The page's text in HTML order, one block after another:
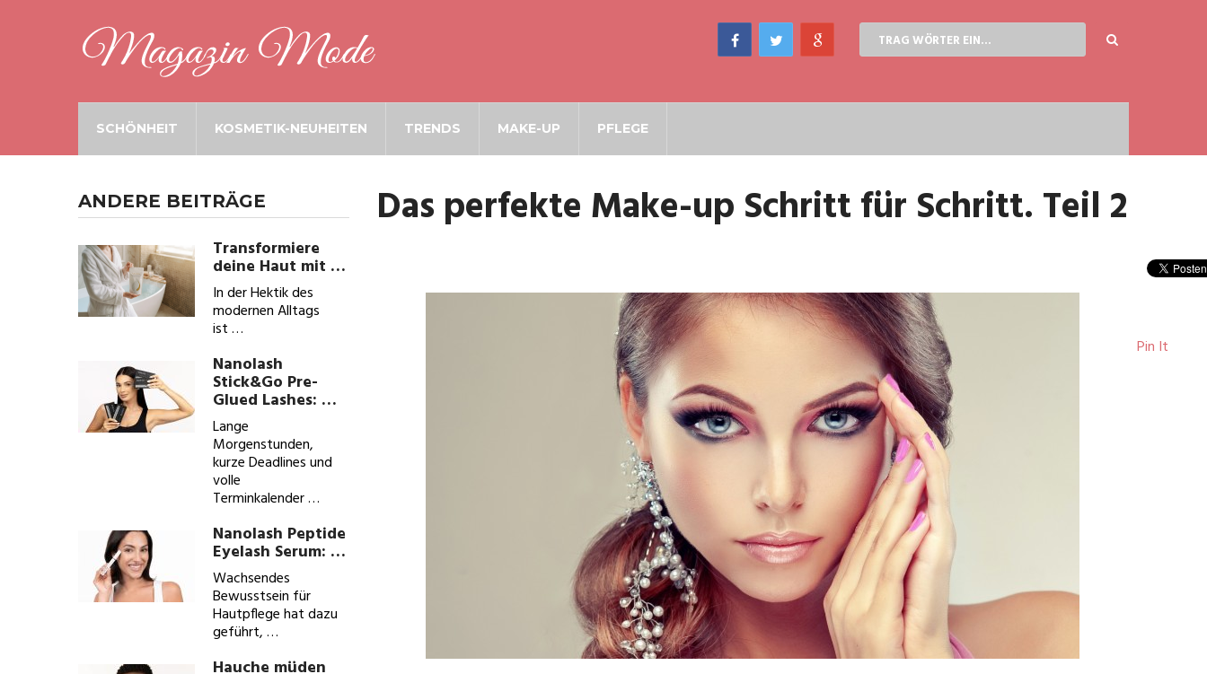
SCHÖNHEIT KOSMETIK-NEUHEITEN TRENDS MAKE-UP PFLEGE
Das perfekte Make-up Schritt für Schritt. Teil 2
Pin It
ANDERE BEITRÄGE
Transformiere
deine Haut mit …
In der Hektik des
modernen Alltags
ist …
Nanolash
Stick&Go Pre-
Glued Lashes: …
Lange
Morgenstunden,
kurze Deadlines und
volle
Terminkalender …
Nanolash Peptide
Eyelash Serum: …
Wachsendes
Bewusstsein für
Hautpflege hat dazu
geführt, …
Hauche müden